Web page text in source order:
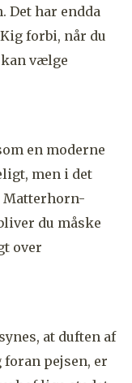
Det har endda
forbi, når du
kan vælge
en moderne
men i det
Matterhorn-
du måske
over
at duften af
pejsen, er